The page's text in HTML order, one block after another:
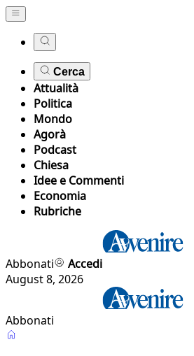
Cerca
Attualità
Politica
Mondo
Agorà
Podcast
Chiesa
Idee e Commenti
Economia
Rubriche
Abbonati
Accedi
August 8, 2026
Abbonati